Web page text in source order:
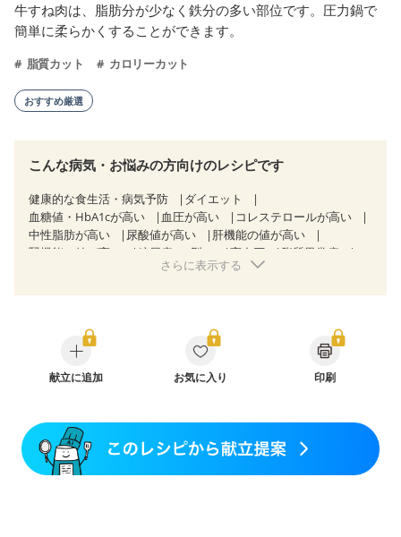
牛すね肉は、脂肪分が少なく鉄分の多い部位です。圧力鍋で
簡単に柔らかくすることができます。
脂質カット カロリーカット
おすすめ厳選
こんな病気・お悩みの方向けのレシピです
健康的な食生活・病気予防
ダイエット
血糖値・HbA1cが高い
血圧が高い
コレステロールが高い
中性脂肪が高い
尿酸値が高い
肝機能の値が高い
腎機能の値が高い
糖尿病（2型） 高血圧
脂質異常症
胃ポリープ
胆石症
糖尿病性腎症（第３期）
CKD（ステージ１）
CKD（ステージ２）
乳がん（抗がん剤治療中）
乳がん（ホルモン療法中）
乳がん（放射線治療中）
妊婦健診・血圧が気になる（初期）
妊婦健診・血糖値が気になる（初期）
妊娠高血圧(中期)
妊娠糖尿病(初期)
さらに表示する
献立に追加 お気に入り 印刷